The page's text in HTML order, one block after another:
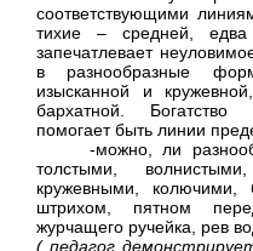
соответствующими
тихие – средней,
запечатлевает
в разнообразные
изысканной и
бархатной. Богатство
помогает быть линии
-можно, ли
толстыми,
кружевными,
штрихом, пятном
журчащего ручейка, рев
( педагог